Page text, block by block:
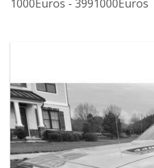
1000Euros - 3991000Euros